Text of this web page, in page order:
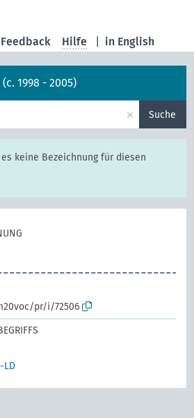
in English
Feedback Hilfe
1998 - 2005)
× Suche
keine Bezeichnung für diesen
pr/i/72506
LD